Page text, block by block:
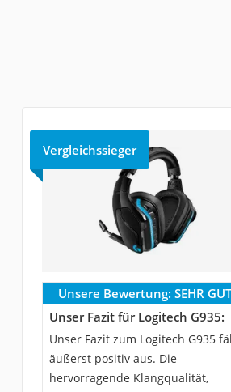
Vergleichssieger
Unsere Bewertung: SEHR
Unser Fazit für Logitech G935:
Unser Fazit zum Logitech G935
äußerst positiv aus. Die
hervorragende Klangqualität,